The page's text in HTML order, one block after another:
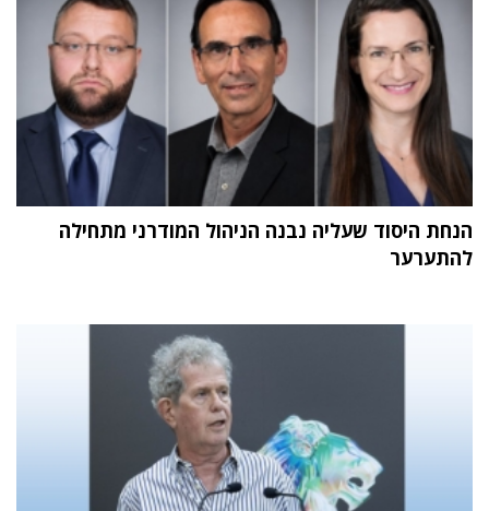
הנחת היסוד שעליה נבנה הניהול המודרני מתחילה
להתערער